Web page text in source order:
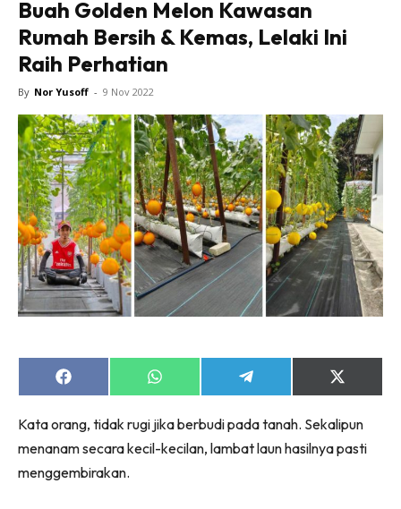
Buah Golden Melon Kawasan
Rumah Bersih & Kemas, Lelaki Ini
Raih Perhatian
By Nor Yusoff - 9 Nov 2022
Share
on
Share
on
Share
on
Share
on
(Twitter)
Kata orang, tidak rugi jika berbudi pada tanah. Sekalipun
menanam secara kecil-kecilan, lambat laun hasilnya pasti
menggembirakan.